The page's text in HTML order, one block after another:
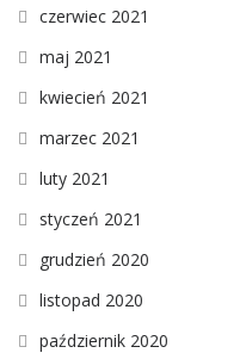
czerwiec 2021
maj 2021
kwiecień 2021
marzec 2021
luty 2021
styczeń 2021
grudzień 2020
listopad 2020
październik 2020